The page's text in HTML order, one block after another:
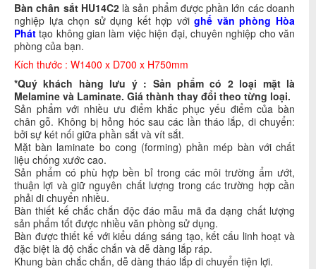
Bàn chân sắt HU14C2là sản phẩm được phần lớn các doanh
nghiệp lựa chọn sử dụng kết hợp vớighế văn phòng Hòa
Phát tạo không gian làm việc hiện đại, chuyên nghiệp cho văn
phòng của bạn.
Kích thước : W1400 x D700 x H750mm
*Quý khách hàng lưu ý : Sản phẩm có 2 loại mặt là
Melamine và Laminate. Giá thành thay đổi theo từng loại.
Sản phẩm với nhiều ưu điểm khắc phục yếu điểm của bàn
chân gỗ. Không bị hỏng hóc sau các lần tháo lắp, di chuyển:
bởi sự két nối giữa phần sắt và vít sắt.
Mặt bàn laminate bo cong (forming) phần mép bàn với chất
liệu chống xước cao.
Sản phẩm có phù hợp bền bỉ trong các môi trường ẩm ướt,
thuận lợi và giữ nguyên chất lượng trong các trường hợp cần
phải di chuyển nhiều.
Bàn thiết kế chắc chắn độc đáo mẫu mã đa dạng chất lượng
sản phẩm tốt được nhiều văn phòng sử dụng.
Bàn được thiết kế với kiểu dáng sáng tạo, kết cấu linh hoạt và
đặc biệt là độ chắc chắn và dễ dàng lắp ráp.
Khung bàn chắc chắn, dễ dàng tháo lắp di chuyển tiện lợi.